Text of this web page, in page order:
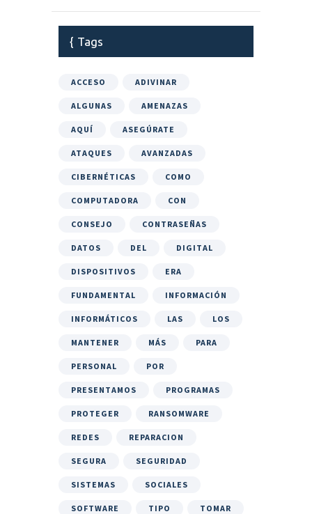
Tags
ACCESO ADIVINAR
ALGUNAS AMENAZAS
AQUÍ ASEGÚRATE
ATAQUES AVANZADAS
CIBERNÉTICAS COMO
COMPUTADORA CON
CONSEJO CONTRASEÑAS
DATOS DEL DIGITAL
DISPOSITIVOS ERA
FUNDAMENTAL INFORMACIÓN
INFORMÁTICOS LAS LOS
MANTENER MÁS PARA
PERSONAL POR
PRESENTAMOS PROGRAMAS
PROTEGER RANSOMWARE
REDES REPARACION
SEGURA SEGURIDAD
SISTEMAS SOCIALES
SOFTWARE TIPO TOMAR